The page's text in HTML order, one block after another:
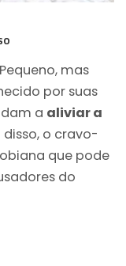
mas
por suas
a aliviar a
disso, o cravo-
que pode
do